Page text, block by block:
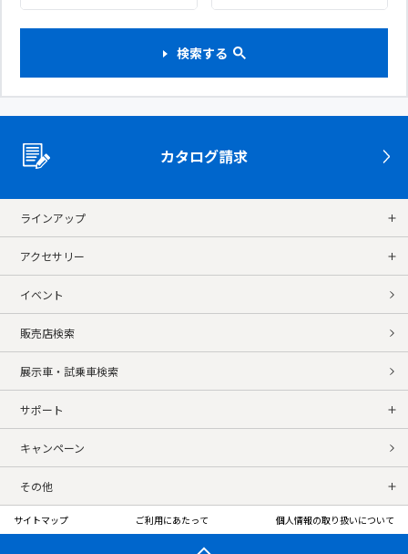
検索する
カタログ請求
ラインアップ
アクセサリー
イベント
販売店検索
展示車・試乗車検索
サポート
キャンペーン
その他
サイトマップ ご利用にあたって 個人情報の取り扱いについて